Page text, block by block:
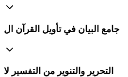
جامع البيان في تأويل القرآن ال
التحرير والتنوير من التفسير لا